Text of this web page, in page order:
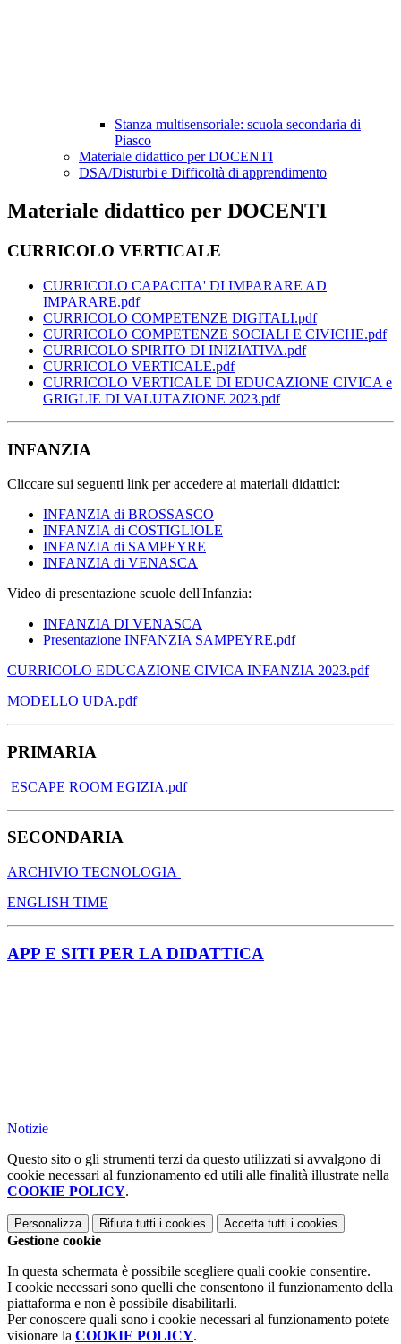
Stanza multisensoriale: scuola secondaria di
Piasco
Materiale didattico per DOCENTI
DSA/Disturbi e Difficoltà di apprendimento
Materiale didattico per DOCENTI
CURRICOLO VERTICALE
CURRICOLO CAPACITA' DI IMPARARE AD
IMPARARE.pdf
CURRICOLO COMPETENZE DIGITALI.pdf
CURRICOLO COMPETENZE SOCIALI E CIVICHE.pdf
CURRICOLO SPIRITO DI INIZIATIVA.pdf
CURRICOLO VERTICALE.pdf
CURRICOLO VERTICALE DI EDUCAZIONE CIVICA e
GRIGLIE DI VALUTAZIONE 2023.pdf
INFANZIA
Cliccare sui seguenti link per accedere ai materiali didattici:
INFANZIA di BROSSASCO
INFANZIA di COSTIGLIOLE
INFANZIA di SAMPEYRE
INFANZIA di VENASCA
Video di presentazione scuole dell'Infanzia:
INFANZIA DI VENASCA
Presentazione INFANZIA SAMPEYRE.pdf
CURRICOLO EDUCAZIONE CIVICA INFANZIA 2023.pdf
MODELLO UDA.pdf
PRIMARIA
ESCAPE ROOM EGIZIA.pdf
SECONDARIA
ARCHIVIO TECNOLOGIA
ENGLISH TIME
APP E SITI PER LA DIDATTICA
Notizie
Questo sito o gli strumenti terzi da questo utilizzati si avvalgono di
cookie necessari al funzionamento ed utili alle finalità illustrate nella
COOKIE POLICY.
Personalizza Rifiuta tutti i cookies Accetta tutti i cookies
Gestione cookie
In questa schermata è possibile scegliere quali cookie consentire.
I cookie necessari sono quelli che consentono il funzionamento della
piattaforma e non è possibile disabilitarli.
Per conoscere quali sono i cookie necessari al funzionamento potete
visionare la COOKIE POLICY.